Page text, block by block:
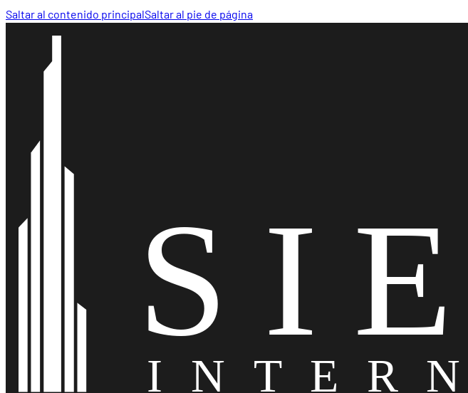
Saltar al contenido principalSaltar al pie de página